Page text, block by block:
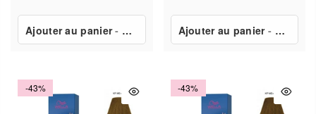
Ajouter au panier- €7,80 Ajouter au panier- €7,80
-43% -43%